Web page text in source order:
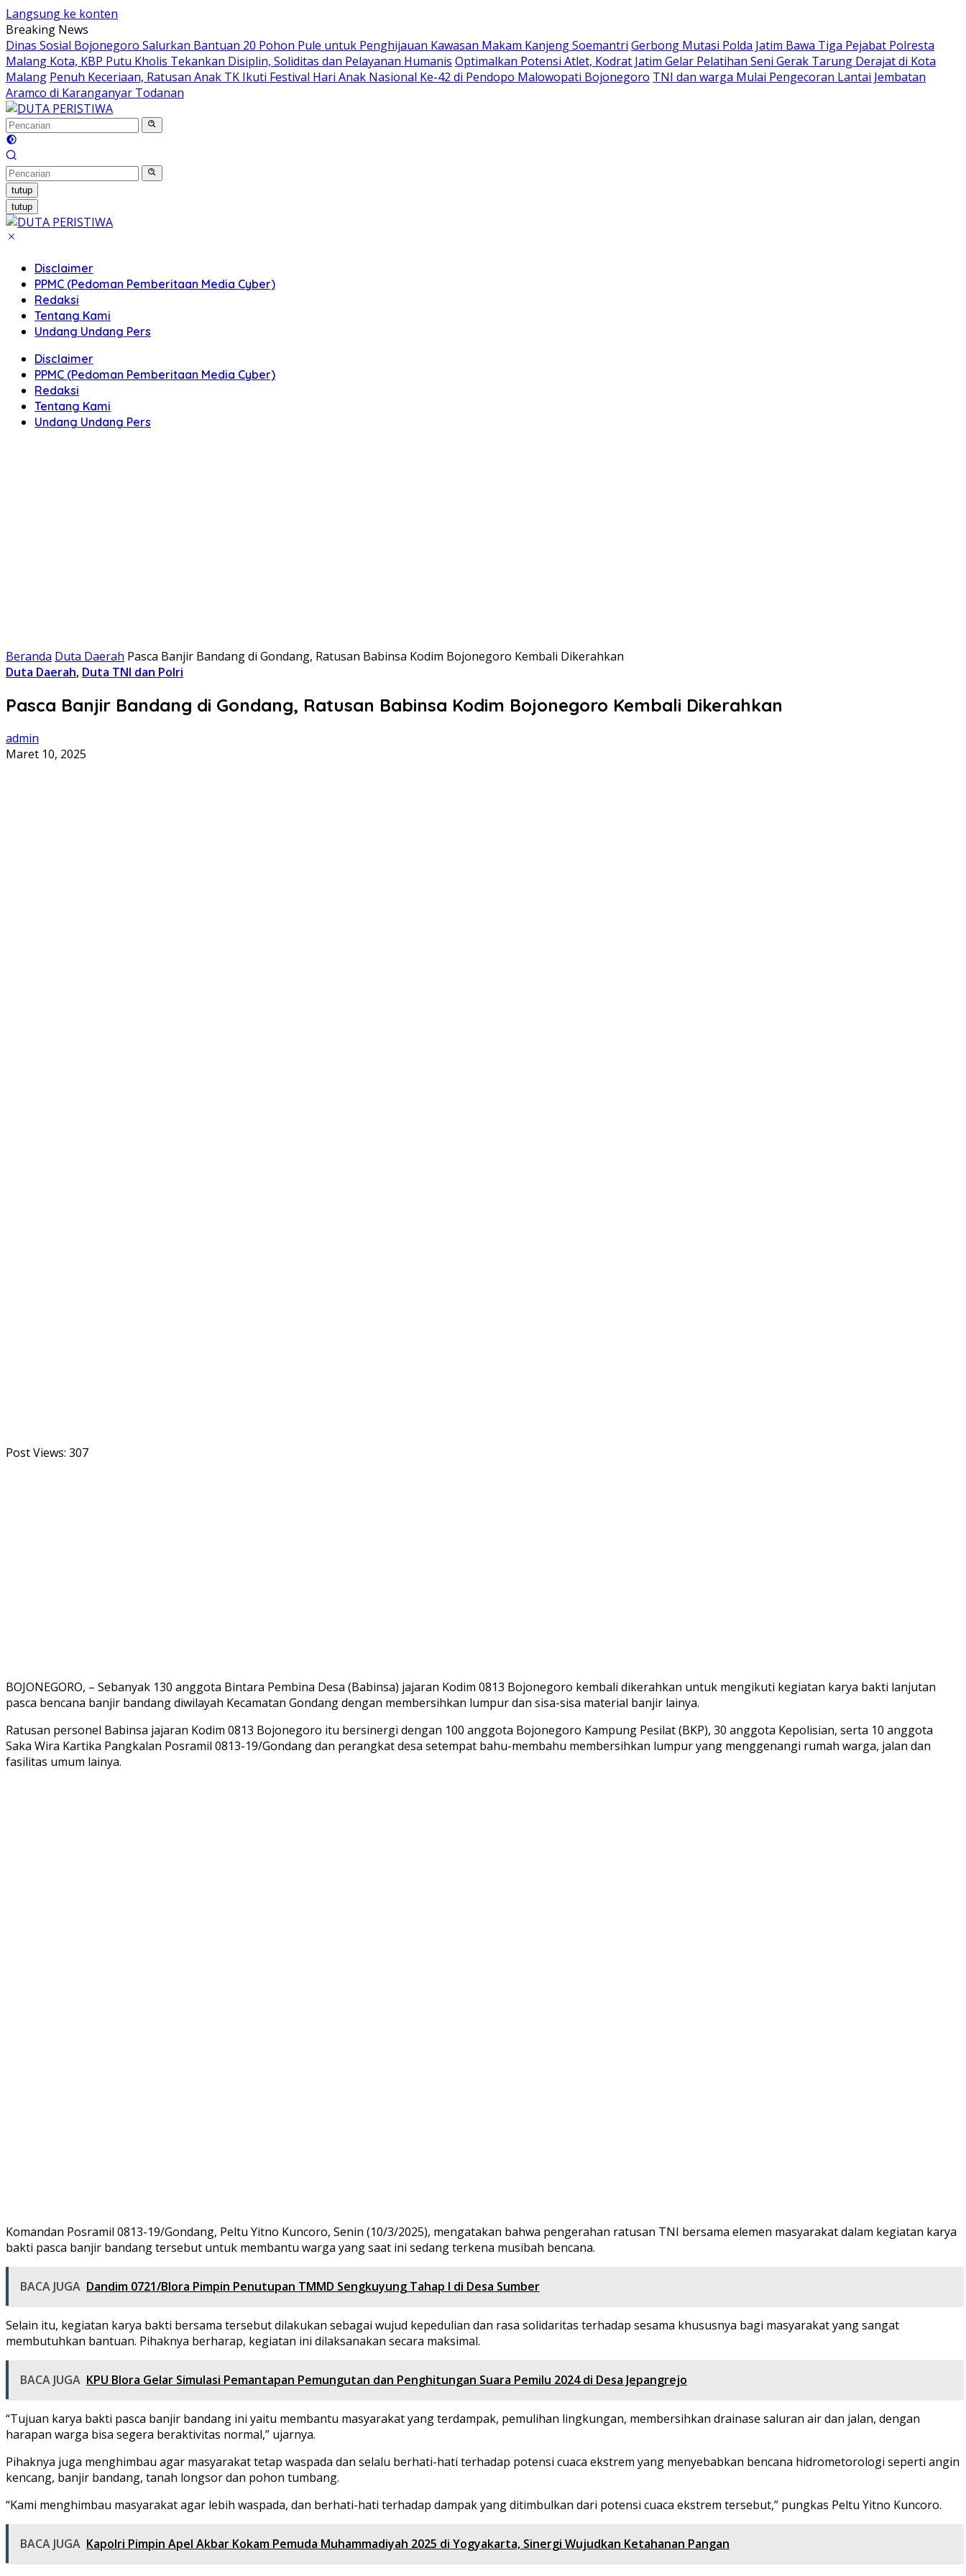
Langsung ke konten
Breaking News
Dinas Sosial Bojonegoro Salurkan Bantuan 20 Pohon Pule untuk Penghijauan Kawasan Makam Kanjeng Soemantri Gerbong Mutasi Polda Jatim Bawa Tiga Pejabat Polresta
Malang Kota, KBP Putu Kholis Tekankan Disiplin, Soliditas dan Pelayanan Humanis Optimalkan Potensi Atlet, Kodrat Jatim Gelar Pelatihan Seni Gerak Tarung Derajat di Kota
Malang Penuh Keceriaan, Ratusan Anak TK Ikuti Festival Hari Anak Nasional Ke-42 di Pendopo Malowopati Bojonegoro TNI dan warga Mulai Pengecoran Lantai Jembatan
Aramco di Karanganyar Todanan
tutup
tutup
Disclaimer
PPMC (Pedoman Pemberitaan Media Cyber)
Redaksi
Tentang Kami
Undang Undang Pers
Disclaimer
PPMC (Pedoman Pemberitaan Media Cyber)
Redaksi
Tentang Kami
Undang Undang Pers
Beranda Duta Daerah Pasca Banjir Bandang di Gondang, Ratusan Babinsa Kodim Bojonegoro Kembali Dikerahkan
Duta Daerah, Duta TNI dan Polri
Pasca Banjir Bandang di Gondang, Ratusan Babinsa Kodim Bojonegoro Kembali Dikerahkan
admin
Maret 10, 2025
Post Views: 307
BOJONEGORO, – Sebanyak 130 anggota Bintara Pembina Desa (Babinsa) jajaran Kodim 0813 Bojonegoro kembali dikerahkan untuk mengikuti kegiatan karya bakti lanjutan
pasca bencana banjir bandang diwilayah Kecamatan Gondang dengan membersihkan lumpur dan sisa-sisa material banjir lainya.
Ratusan personel Babinsa jajaran Kodim 0813 Bojonegoro itu bersinergi dengan 100 anggota Bojonegoro Kampung Pesilat (BKP), 30 anggota Kepolisian, serta 10 anggota
Saka Wira Kartika Pangkalan Posramil 0813-19/Gondang dan perangkat desa setempat bahu-membahu membersihkan lumpur yang menggenangi rumah warga, jalan dan
fasilitas umum lainya.
Komandan Posramil 0813-19/Gondang, Peltu Yitno Kuncoro, Senin (10/3/2025), mengatakan bahwa pengerahan ratusan TNI bersama elemen masyarakat dalam kegiatan karya
bakti pasca banjir bandang tersebut untuk membantu warga yang saat ini sedang terkena musibah bencana.
BACA JUGA Dandim 0721/Blora Pimpin Penutupan TMMD Sengkuyung Tahap I di Desa Sumber
Selain itu, kegiatan karya bakti bersama tersebut dilakukan sebagai wujud kepedulian dan rasa solidaritas terhadap sesama khususnya bagi masyarakat yang sangat
membutuhkan bantuan. Pihaknya berharap, kegiatan ini dilaksanakan secara maksimal.
BACA JUGA KPU Blora Gelar Simulasi Pemantapan Pemungutan dan Penghitungan Suara Pemilu 2024 di Desa Jepangrejo
“Tujuan karya bakti pasca banjir bandang ini yaitu membantu masyarakat yang terdampak, pemulihan lingkungan, membersihkan drainase saluran air dan jalan, dengan
harapan warga bisa segera beraktivitas normal,” ujarnya.
Pihaknya juga menghimbau agar masyarakat tetap waspada dan selalu berhati-hati terhadap potensi cuaca ekstrem yang menyebabkan bencana hidrometorologi seperti angin
kencang, banjir bandang, tanah longsor dan pohon tumbang.
“Kami menghimbau masyarakat agar lebih waspada, dan berhati-hati terhadap dampak yang ditimbulkan dari potensi cuaca ekstrem tersebut,” pungkas Peltu Yitno Kuncoro.
BACA JUGA Kapolri Pimpin Apel Akbar Kokam Pemuda Muhammadiyah 2025 di Yogyakarta, Sinergi Wujudkan Ketahanan Pangan